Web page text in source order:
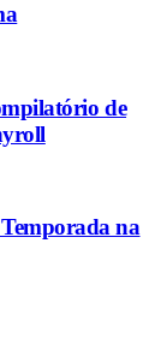
de
na